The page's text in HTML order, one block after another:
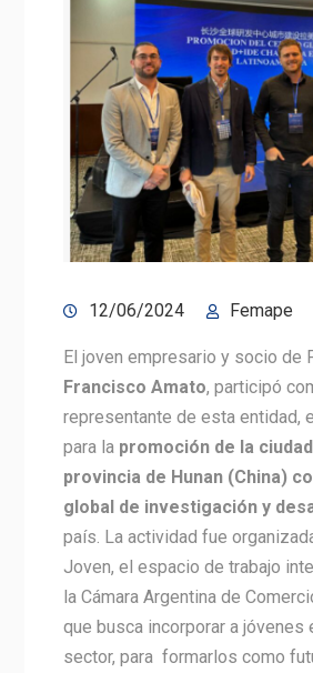
12/06/2024 Femape
El joven empresario y socio de
Francisco Amato, participó
representante de esta entidad,
para la promoción de la
provincia de Hunan (China)
global de investigación y
país. La actividad fue
Joven, el espacio de trabajo
la Cámara Argentina de
que busca incorporar a jóvenes
sector, para formarlos como